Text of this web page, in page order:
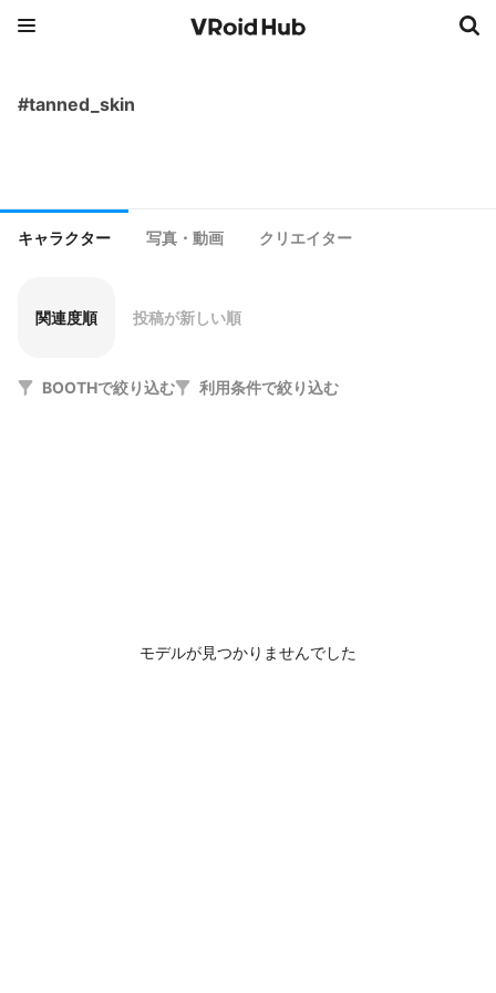
#tanned_skin
キャラクター 写真・動画 クリエイター
関連度順 投稿が新しい順
BOOTHで絞り込む 利用条件で絞り込む
モデルが見つかりませんでした